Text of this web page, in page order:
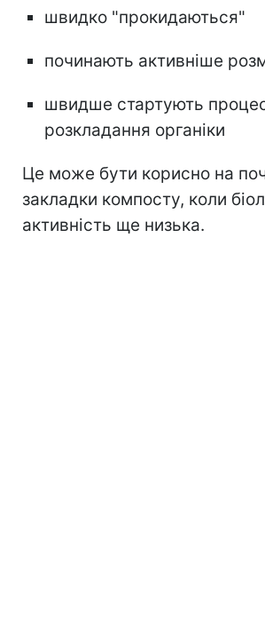
швидко "прокидаються"
починають активніше
швидше стартують
розкладання органіки
Це може бути корисно на
закладки компосту, коли
активність ще низька.